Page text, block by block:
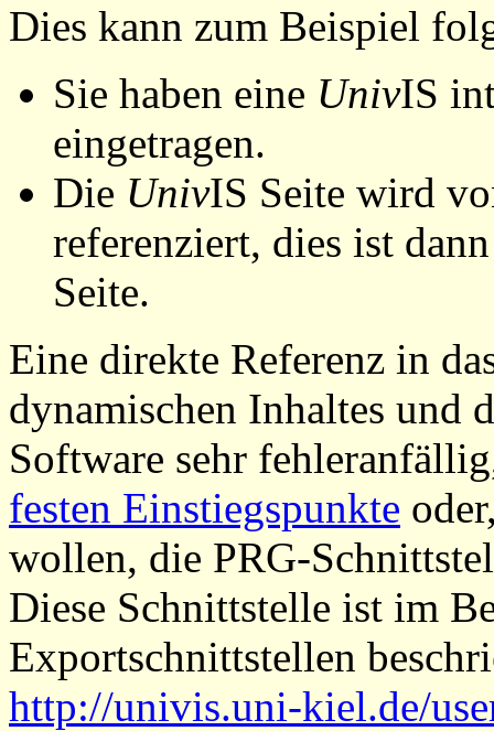
Dies kann zum Beispiel
Sie haben eine UnivIS
eingetragen.
Die UnivIS Seite wird
referenziert, dies ist
Seite.
Eine direkte Referenz in
dynamischen Inhaltes und
Software sehr
festen Einstiegspunkte
wollen, die PRG-
Diese Schnittstelle ist im
Exportschnittstellen
http://univis.uni-kiel.de/